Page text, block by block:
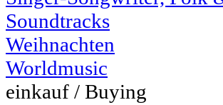
Soundtracks
Weihnachten
Worldmusic
einkauf / Buying